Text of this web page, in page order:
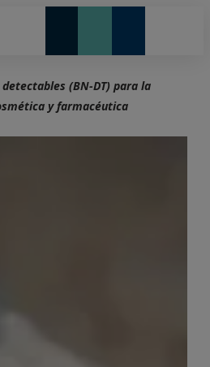
(BN-DT) para la
y farmacéutica